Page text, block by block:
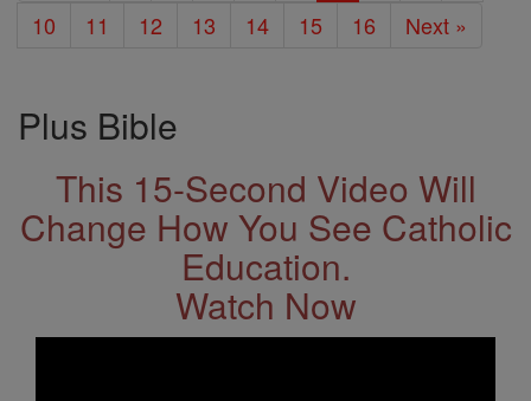
10
11 12 13 14 15 16 Next »
Plus Bible
This 15-Second Video Will
Change How You See Catholic
Education.
Watch Now